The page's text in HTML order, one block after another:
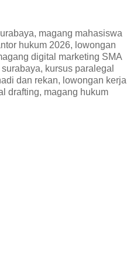
magang mahasiswa
hukum 2026, lowongan
digital marketing SMA
kursus paralegal
dan rekan, lowongan kerja
drafting, magang hukum